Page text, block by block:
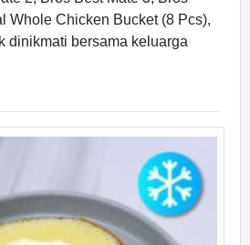
Whole Chicken Bucket (8 Pcs),
dinikmati bersama keluarga